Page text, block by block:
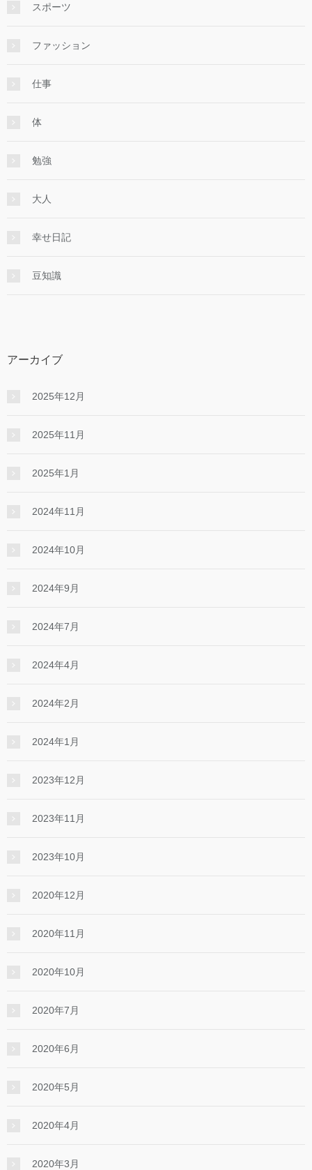
スポーツ
ファッション
仕事
体
勉強
大人
幸せ日記
豆知識
アーカイブ
2025年12月
2025年11月
2025年1月
2024年11月
2024年10月
2024年9月
2024年7月
2024年4月
2024年2月
2024年1月
2023年12月
2023年11月
2023年10月
2020年12月
2020年11月
2020年10月
2020年7月
2020年6月
2020年5月
2020年4月
2020年3月